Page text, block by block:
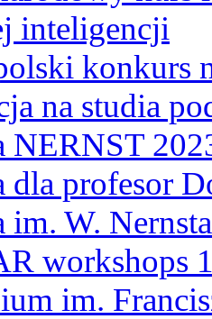
inteligencji
konkurs
na studia
NERNST
dla profesor
im. W.
workshops
im.